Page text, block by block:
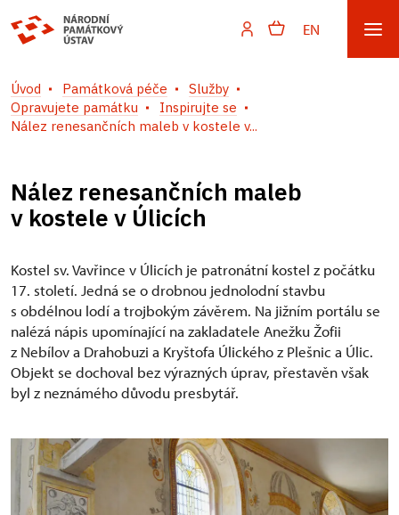
EN
Úvod Památková péče
Služby
Opravujete památku
Inspirujte se
Nález renesančních maleb v kostele v...
Nález renesančních maleb
v kostele v Úlicích
Kostel sv. Vavřince v Úlicích je patronátní kostel z počátku
17. století. Jedná se o drobnou jednolodní stavbu
s obdélnou lodí a trojbokým závěrem. Na jižním portálu se
nalézá nápis upomínající na zakladatele Anežku Žofii
z Nebílov a Drahobuzi a Kryštofa Úlického z Plešnic a Úlic.
Objekt se dochoval bez výrazných úprav, přestavěn však
byl z neznámého důvodu presbytář.